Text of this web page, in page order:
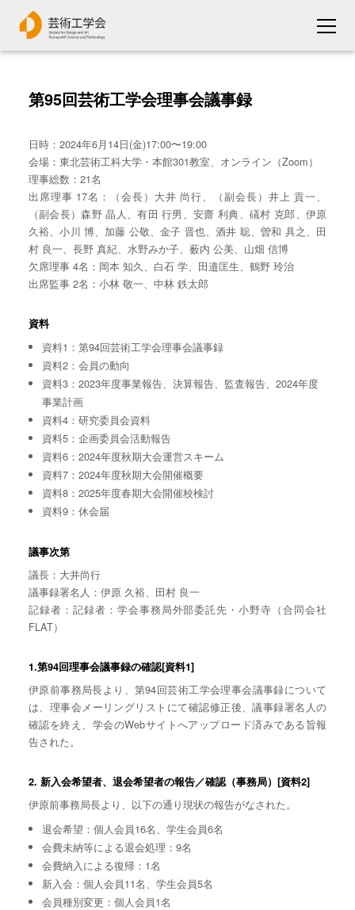
第95回芸術工学会理事会議事録
日時：2024年6月14日(金)17:00〜19:00
会場：東北芸術工科大学・本館301教室、オンライン（Zoom）
理事総数：21名
出席理事 17名：（会長）大井 尚行、（副会長）井上 貢一、
（副会長）森野 晶人、有田 行男、安齋 利典、礒村 克郎、伊原
久裕、小川 博、加藤 公敬、金子 晋也、酒井 聡、曽和 具之、田
村 良一、長野 真紀、水野みか子、薮内 公美、山畑 信博
欠席理事 4名：岡本 知久、白石 学、田邉匡生、鶴野 玲治
出席監事 2名：小林 敬一、中林 鉄太郎
資料
資料1：第94回芸術工学会理事会議事録
資料2：会員の動向
資料3：2023年度事業報告、決算報告、監査報告、2024年度
事業計画
資料4：研究委員会資料
資料5：企画委員会活動報告
資料6：2024年度秋期大会運営スキーム
資料7：2024年度秋期大会開催概要
資料8：2025年度春期大会開催校検討
資料9：休会届
議事次第
議長：大井尚行
議事録署名人：伊原 久裕、田村 良一
記録者：記録者：学会事務局外部委託先・小野寺（合同会社
FLAT）
1.第94回理事会議事録の確認[資料1]
伊原前事務局長より、第94回芸術工学会理事会議事録について
は、理事会メーリングリストにて確認修正後、議事録署名人の
確認を終え、学会のWebサイトへアップロード済みである旨報
告された。
2. 新入会希望者、退会希望者の報告／確認（事務局）[資料2]
伊原前事務局長より、以下の通り現状の報告がなされた。
退会希望：個人会員16名、学生会員6名
会費未納等による退会処理：9名
会費納入による復帰：1名
新入会：個人会員11名、学生会員5名
会員種別変更：個人会員1名